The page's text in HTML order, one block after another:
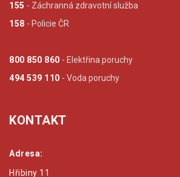
155 - Záchranná zdravotní služba
158 - Policie ČR
800 850 860 - Elektřina poruchy
494 539 110 - Voda poruchy
KONTAKT
Adresa:
Hřibiny 11